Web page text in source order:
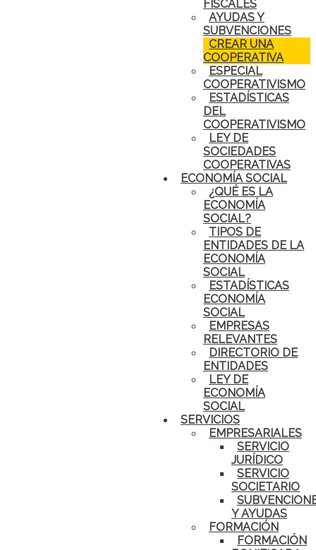
FISCALES
AYUDAS Y
SUBVENCIONES
CREAR UNA
COOPERATIVA
ESPECIAL
COOPERATIVISMO
ESTADÍSTICAS
DEL
COOPERATIVISMO
LEY DE
SOCIEDADES
COOPERATIVAS
ECONOMÍA SOCIAL
¿QUÉ ES LA
ECONOMÍA
SOCIAL?
TIPOS DE
ENTIDADES DE LA
ECONOMÍA
SOCIAL
ESTADÍSTICAS
ECONOMÍA
SOCIAL
EMPRESAS
RELEVANTES
DIRECTORIO DE
ENTIDADES
LEY DE
ECONOMÍA
SOCIAL
SERVICIOS
EMPRESARIALES
SERVICIO
JURÍDICO
SERVICIO
SOCIETARIO
Y AYUDAS
FORMACIÓN
FORMACIÓN